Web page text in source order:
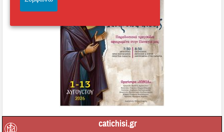
catichisi.gr